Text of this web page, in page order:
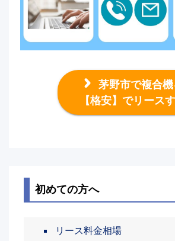
茅野市で複合機
【格安】でリース
初めての方へ
リース料金相場